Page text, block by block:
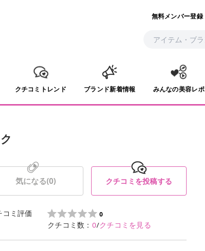
無料メンバー登録
クチコミトレンド ブランド新着情報 みんなの美容レポ
気になる(0) クチコミを投稿する
コミ評価 0
クチコミ数： 0/クチコミを見る